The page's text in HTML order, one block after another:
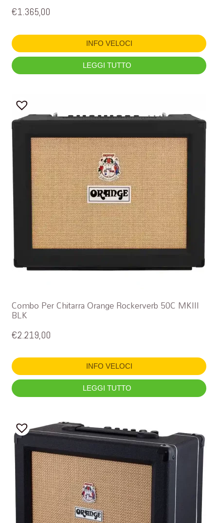
€1.365,00
INFO VELOCI
LEGGI TUTTO
Combo Per Chitarra Orange Rockerverb 50C MKIII
BLK
€2.219,00
INFO VELOCI
LEGGI TUTTO